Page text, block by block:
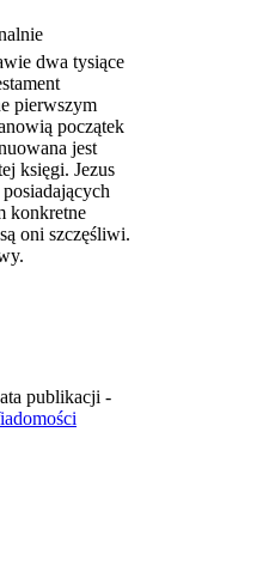
dwa tysiące
pierwszym
początek
jest
księgi. Jezus
konkretne
oni szczęśliwi.
publikacji -